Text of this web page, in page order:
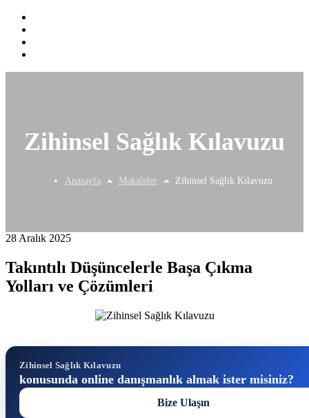
Zihinsel Sağlık Kılavuzu
Anasayfa Makaleler Zihinsel Sağlık Kılavuzu
28 Aralık 2025
Takıntılı Düşüncelerle Başa Çıkma
Yolları ve Çözümleri
Zihinsel Sağlık Kılavuzu
konusunda online danışmanlık almak ister misiniz?
Bize Ulaşın